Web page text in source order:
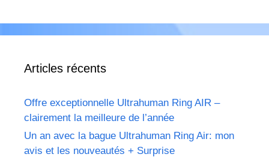
Articles récents
Offre exceptionnelle Ultrahuman Ring AIR –
clairement la meilleure de l’année
Un an avec la bague Ultrahuman Ring Air: mon
avis et les nouveautés + Surprise